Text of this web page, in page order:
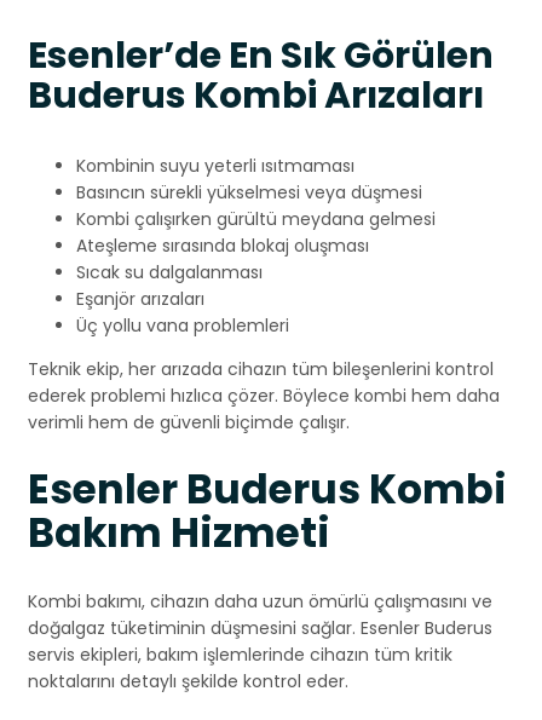
Esenler’de En Sık Görülen
Buderus Kombi Arızaları
Kombinin suyu yeterli ısıtmaması
Basıncın sürekli yükselmesi veya düşmesi
Kombi çalışırken gürültü meydana gelmesi
Ateşleme sırasında blokaj oluşması
Sıcak su dalgalanması
Eşanjör arızaları
Üç yollu vana problemleri
Teknik ekip, her arızada cihazın tüm bileşenlerini kontrol
ederek problemi hızlıca çözer. Böylece kombi hem daha
verimli hem de güvenli biçimde çalışır.
Esenler Buderus Kombi
Bakım Hizmeti
Kombi bakımı, cihazın daha uzun ömürlü çalışmasını ve
doğalgaz tüketiminin düşmesini sağlar. Esenler Buderus
servis ekipleri, bakım işlemlerinde cihazın tüm kritik
noktalarını detaylı şekilde kontrol eder.